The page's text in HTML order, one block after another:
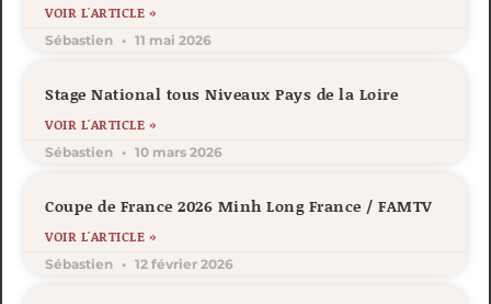
VOIR L'ARTICLE »
Sébastien 11 mai 2026
Stage National tous Niveaux Pays de la Loire
VOIR L'ARTICLE »
Sébastien 10 mars 2026
Coupe de France 2026 Minh Long France / FAMTV
VOIR L'ARTICLE »
Sébastien 12 février 2026